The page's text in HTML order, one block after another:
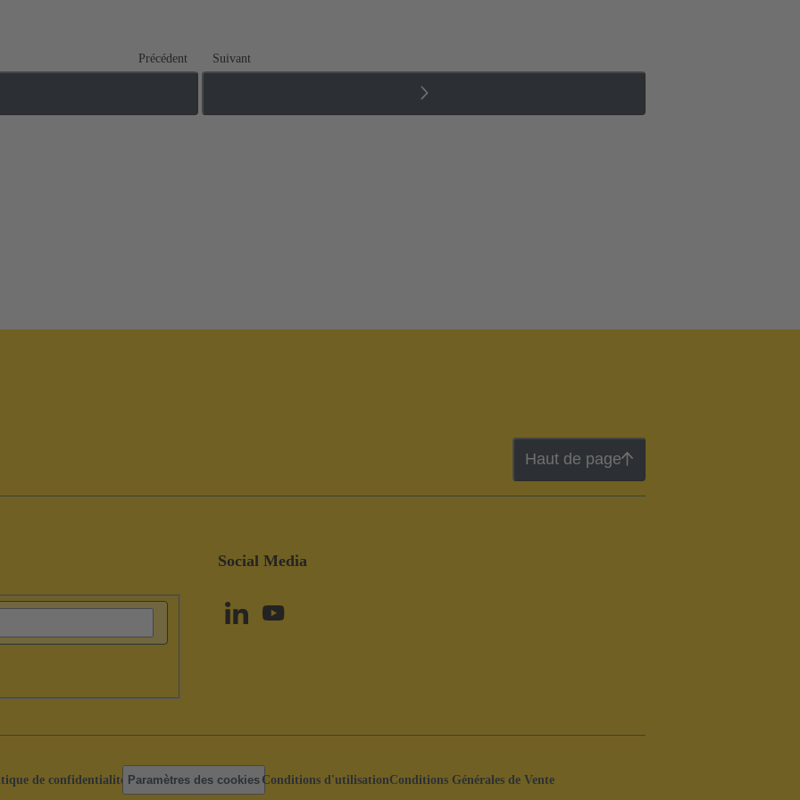
Précédent Suivant
Haut de page
Social Media
de confidentialité Paramètres des cookies Conditions d'utilisationConditions Générales de Vente